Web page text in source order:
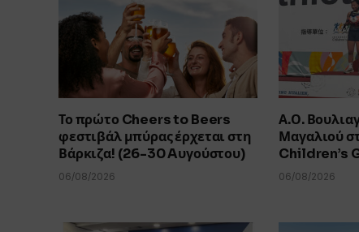
Το πρώτο Cheers to Beers
φεστιβάλ μπύρας έρχεται στη
Βάρκιζα! (26-30 Aυγούστου)
06/08/2026
Α.Ο.
Μαγαλιού
Children’s
06/08/2026